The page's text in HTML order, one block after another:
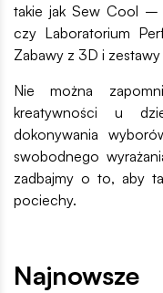
takie jak Sew Cool –
czy Laboratorium
Zabawy z 3D i
Nie można
kreatywności u
dokonywania
swobodnego
zadbajmy o to, aby
pociechy.
Najnowsze